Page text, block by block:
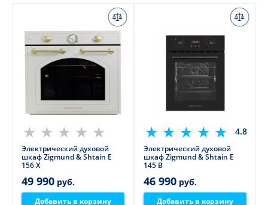
Электрический духовой
шкаф Zigmund & Shtain E
156 X
49 990 руб.
Добавить в корзину
4.8
Электрический духовой
шкаф Zigmund & Shtain E
145 B
46 990 руб.
Добавить в корзину